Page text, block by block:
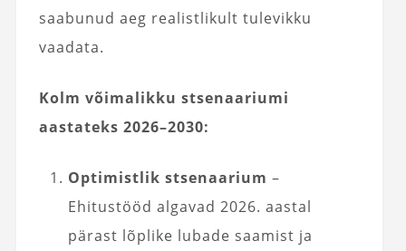
saabunud aeg realistlikult tulevikku
vaadata.
Kolm võimalikku stsenaariumi
aastateks 2026–2030:
Optimistlik stsenaarium –
Ehitustööd algavad 2026. aastal
pärast lõplike lubade saamist ja